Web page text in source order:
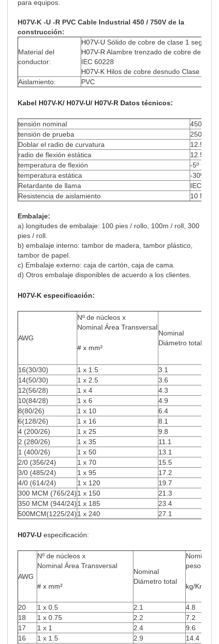
para equipos.
H07V-K -U -R PVC Cable Industrial 450 / 750V de la
construcción:
Material del
conductor:
H07V-U Sólido de cobre de clase 1 según
H07V-RAlambre trenzado de cobre de
IEC 60228
H07V-K Hilos de cobre desnudo Clase 5
Aislamiento:
PVC
Kabel H07V-K/ H07V-U/ H07V-R Datos técnicos:
tensión nominal
450/
tensión de prueba
2500V
Doblar el radio de curvatura
12.5 x Ø
radio de flexión estática
12.5 x Ø
temperatura de flexión
-5º C to
temperatura estática
-30º C to
Retardante de llama
IEC
Resistencia de aislamiento
10 MΩ x
Embalaje:
a) longitudes de embalaje: 100 pies / rollo, 100m / roll, 300
pies / roll.
b) embalaje interno: tambor de madera, tambor plástico,
tambor de papel.
c) Embalaje externo: caja de cartón, caja de cama.
d) Otros embalaje disponibles de acuerdo a los clientes.
H07V-K especificación:
AWG
Nº de núcleos x
Nominal Área Transversal
# x mm²
Nominal
Diámetro total
16(30/30) 1 x 1.5 3.1
14(50/30)
1 x 2.5 3.6
12(56/28)
1 x 4 4.3
10(84/28)
1 x 6 4.9
8(80/26)
1 x 10 6.4
6(128/26)
1 x 16 8.1
4 (200/26)
1 x 25 9.8
2 (280/26)
1 x 35 11.1
1 (400/26)
1 x 50 13.1
2/0 (356/24)
1 x 70 15.5
3/0 (485/24)
1 x 95 17.2
4/0 (614/24)
1 x 120 19.7
300 MCM (765/24)1 x 150 21.3
350 MCM (944/24)1 x 185 23.4
500MCM(1225/24)1 x 240 27.1
H07V-U especificación:
AWG
Nº de núcleos x
Nominal Área Transversal
# x mm²
Nominal
Diámetro total
Nominal
peso de
kg/Km
20 1 x 0.5 2.1
4.8
18
1 x 0.75 2.2
7.2
17
1 x 1 2.4
9.6
16
1 x 1.5 2.9
14.4